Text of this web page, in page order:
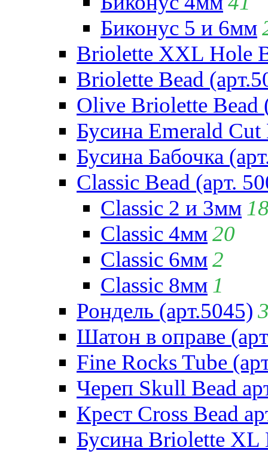
Биконус 5 и 6мм
Briolette XXL Hole
Briolette Bead
Olive Briolette Bead
Бусина Emerald Cut
Бусина Бабочка
Classic Bead (арт.
Classic 2 и 3мм
Classic 4мм20
Classic 6мм2
Classic 8мм 1
Рондель (арт.5045)
Шатон в оправе
Fine Rocks Tube
Череп Skull Bead
Крест Cross Bead
Бусина Briolette XL